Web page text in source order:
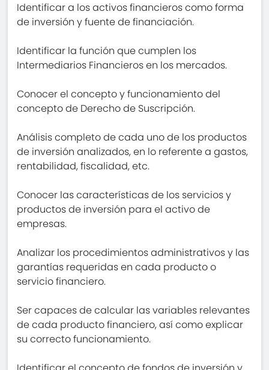
Identificar a los activos financieros como forma
de inversión y fuente de financiación.
Identificar la función que cumplen los
Intermediarios Financieros en los mercados.
Conocer el concepto y funcionamiento del
concepto de Derecho de Suscripción.
Análisis completo de cada uno de los productos
de inversión analizados, en lo referente a gastos,
rentabilidad, fiscalidad, etc.
Conocer las características de los servicios y
productos de inversión para el activo de
empresas.
Analizar los procedimientos administrativos y las
garantías requeridas en cada producto o
servicio financiero.
Ser capaces de calcular las variables relevantes
de cada producto financiero, así como explicar
su correcto funcionamiento.